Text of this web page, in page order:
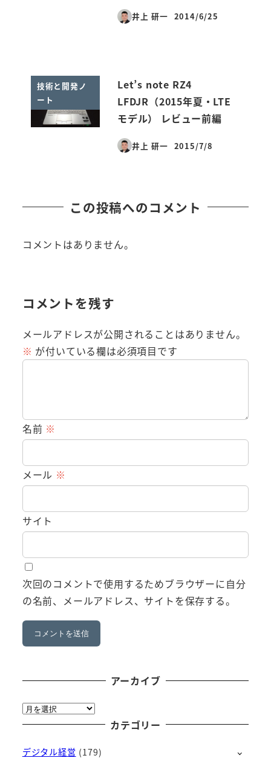
井上 研一
投稿日
2014/6/25
技術と開発ノ
ート
Let’s note RZ4
LFDJR（2015年夏・LTE
モデル） レビュー前編
井上 研一
投稿日
2015/7/8
この投稿へのコメント
コメントはありません。
コメントを残す
メールアドレスが公開されることはありません。
※ が付いている欄は必須項目です
名前 ※
メール ※
サイト
次回のコメントで使用するためブラウザーに自分
の名前、メールアドレス、サイトを保存する。
アーカイブ
ア
ー
イ
カテゴリー
デジタル経営 (179)